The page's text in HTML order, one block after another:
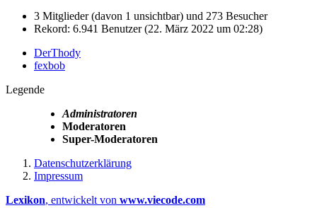
3 Mitglieder (davon 1 unsichtbar) und 273 Besucher
Rekord: 6.941 Benutzer (22. März 2022 um 02:28)
DerThody
fexbob
Legende
Administratoren
Moderatoren
Super-Moderatoren
Datenschutzerklärung
Impressum
Lexikon, entwickelt von www.viecode.com